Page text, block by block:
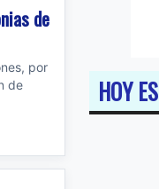
de
por
de
HOY ES